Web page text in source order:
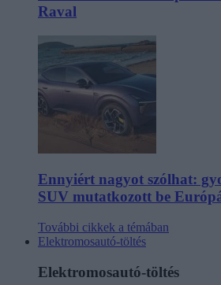
Raval
Ennyiért nagyot szólhat:
SUV mutatkozott be
További cikkek a témában
Elektromosautó-töltés
Elektromosautó-töltés